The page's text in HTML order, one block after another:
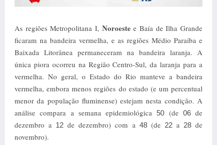
As regiões Metropolitana I, Noroestee Baía de Ilha Grande
ficaram na bandeira vermelha, e as regiões Médio Paraíba e
Baixada Litorânea permaneceram na bandeira laranja. A
única piora ocorreu na Região Centro-Sul, da laranja para a
vermelha. No geral, o Estado do Rio manteve a bandeira
vermelha, embora menos regiões do estado (e um percentual
menor da população fluminense) estejam nesta condição. A
análise compara a semana epidemiológica 50 (de 06de
dezembro a 12 de dezembro) com a 48(de 22 a 28de
novembro).